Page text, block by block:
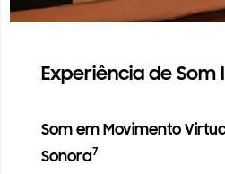
Experiência de Som
Som em Movimento
Sonora7